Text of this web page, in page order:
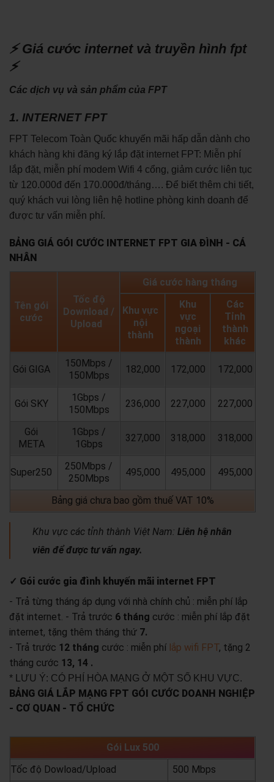
⚡ Giá cước internet và truyền hình fpt
⚡
Các dịch vụ và sản phẩm của FPT
1. INTERNET FPT
FPT Telecom Toàn Quốc khuyến mãi hấp dẫn dành cho
khách hàng khi đăng ký lắp đặt internet FPT: Miễn phí
lắp đặt, miễn phí modem Wifi 4 cổng, giảm cước liên tục
từ 120.000đ đến 170.000đ/tháng…. Để biết thêm chi tiết,
quý khách vui lòng liên hệ hotline phòng kinh doanh để
được tư vấn miễn phí.
BẢNG GIÁ GÓI CƯỚC INTERNET FPT GIA ĐÌNH - CÁ
NHÂN
Tên gói
cước
Tốc độ
Download /
Upload
Giá cước hàng tháng
Khu vực
nội
thành
Khu
vực
ngoại
thành
Các
Tỉnh
thành
khác
Gói GIGA
150Mbps /
150Mbps
182,000 172,000 172,000
Gói SKY
1Gbps /
150Mbps
236,000 227,000 227,000
Gói
META
1Gbps /
1Gbps
327,000 318,000 318,000
Super250
250Mbps /
250Mbps
495,000 495,000 495,000
Bảng giá chưa bao gồm thuế VAT 10%
Khu vực các tỉnh thành Việt Nam: Liên hệ nhân
viên để được tư vấn ngay.
✓ Gói cước gia đình khuyến mãi internet FPT
- Trả từng tháng áp dụng với nhà chính chủ : miễn phí lắp
đặt internet. - Trả trước 6 tháng cước : miễn phí lắp đặt
internet, tặng thêm tháng thứ 7.
- Trả trước 12 tháng cước : miễn phí lắp wifi FPT, tặng 2
tháng cước 13, 14 .
* LƯU Ý: CÓ PHÍ HÒA MẠNG Ở MỘT SỐ KHU VỰC.
BẢNG GIÁ LẮP MẠNG FPT GÓI CƯỚC DOANH NGHIỆP
- CƠ QUAN - TỔ CHỨC
Gói Lux 500
Tốc độ Dowload/Upload
500 Mbps